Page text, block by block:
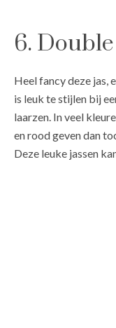
6.
Heel fancy deze jas,
is leuk te stijlen bij
laarzen. In veel
en rood geven dan
Deze leuke jassen